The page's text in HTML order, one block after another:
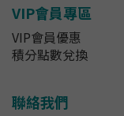
VIP會員專區
VIP會員優惠
積分點數兌換
聯絡我們